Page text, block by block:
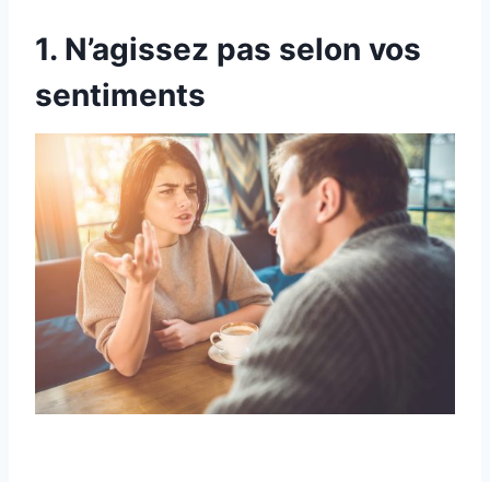
1. N’agissez pas selon vos
sentiments